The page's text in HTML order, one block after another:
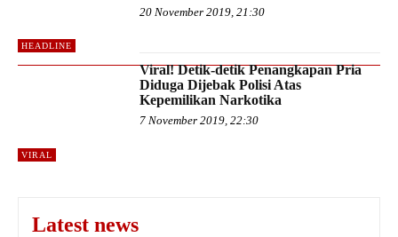
HEADLINE
20 November 2019, 21:30
VIRAL
Viral! Detik-detik Penangkapan Pria
Diduga Dijebak Polisi Atas
Kepemilikan Narkotika
7 November 2019, 22:30
Latest news